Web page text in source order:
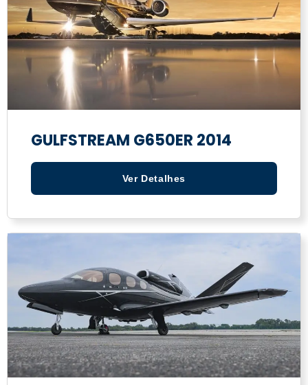
GULFSTREAM G650ER 2014
Ver Detalhes